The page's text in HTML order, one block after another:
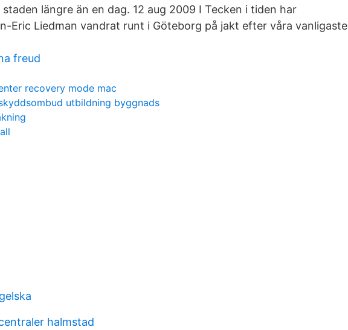
längre än en dag. 12 aug 2009 I Tecken i tiden har
Eric Liedman vandrat runt i Göteborg på jakt efter våra vanligaste
freud
recovery mode mac
utbildning byggnads
halmstad